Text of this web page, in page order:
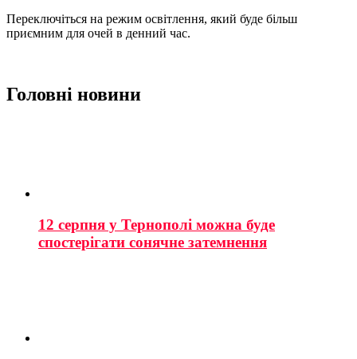
Переключіться на режим освітлення, який буде більш
приємним для очей в денний час.
Головні новини
12 серпня у Тернополі можна буде
спостерігати сонячне затемнення